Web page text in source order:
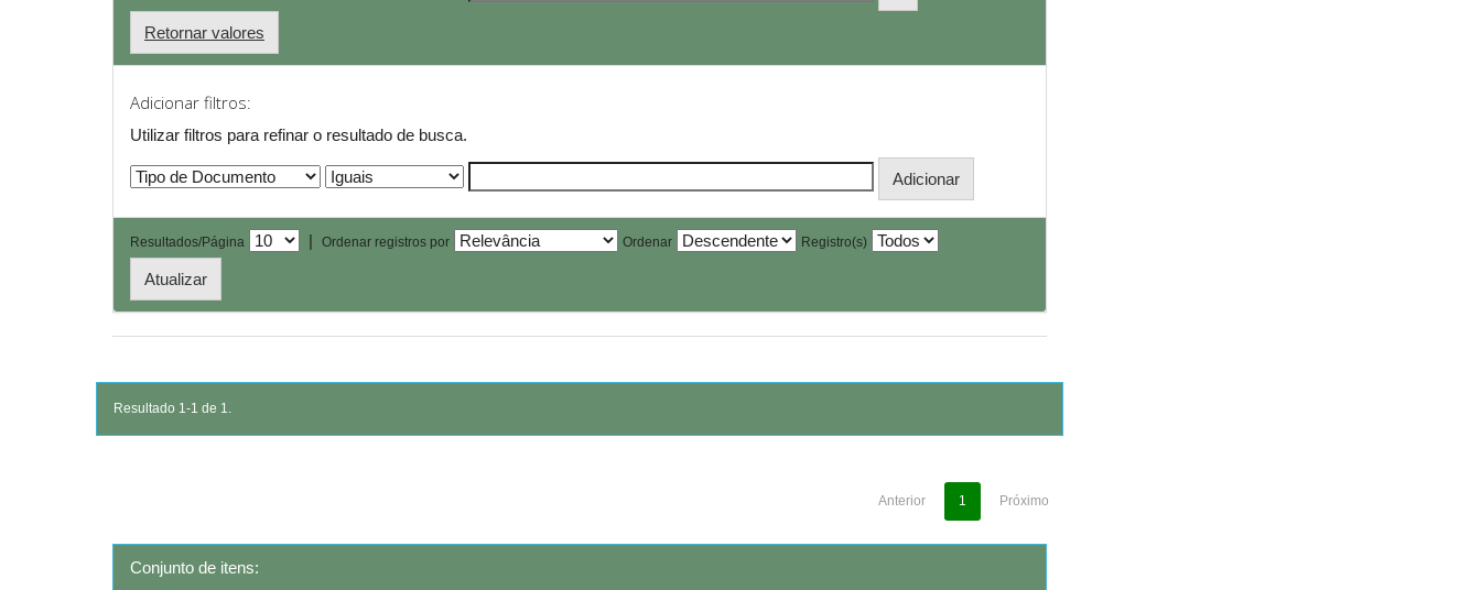
Retornar valores
Adicionar filtros:
Utilizar filtros para refinar o resultado de busca.
Resultados/Página | Ordenar registros por Ordenar Registro(s)
Resultado 1-1 de 1.
Anterior 1 Próximo
Conjunto de itens: